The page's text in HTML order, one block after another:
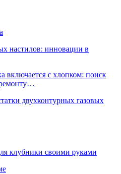
настилов: инновации в
включается с хлопком: поиск
двухконтурных газовых
клубники своими руками